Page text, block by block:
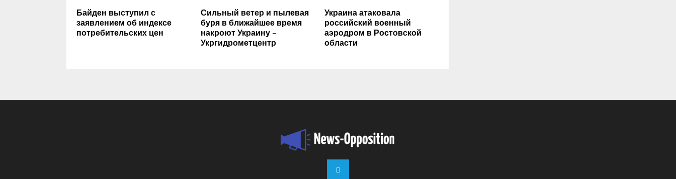
Байден выступил с
заявлением об индексе
потребительских цен
Сильный ветер и пылевая
буря в ближайшее время
накроют Украину –
Укргидрометцентр
Украина атаковала
российский военный
аэродром в Ростовской
области